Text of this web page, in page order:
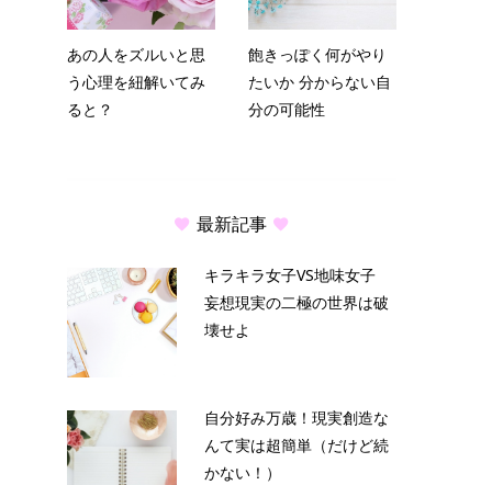
あの人をズルいと思
う心理を紐解いてみ
ると？
飽きっぽく何がやり
たいか 分からない自
分の可能性
最新記事
キラキラ女子VS地味女子
妄想現実の二極の世界は破
壊せよ
自分好み万歳！現実創造な
んて実は超簡単（だけど続
かない！）